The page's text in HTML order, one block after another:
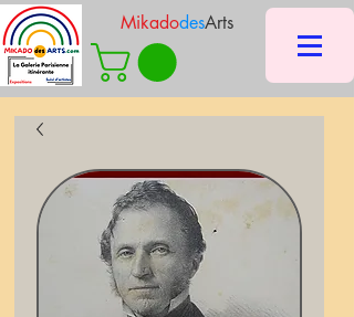
MikadodesArts